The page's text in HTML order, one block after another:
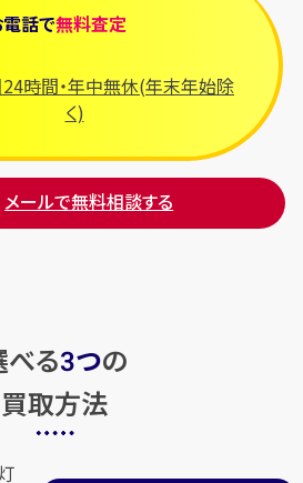
電話で無料査定
24時間・年中無休(年末年始除
く)
メールで無料相談する
べる3つの
買取方法